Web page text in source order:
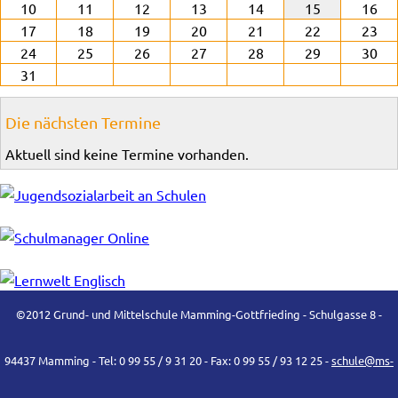
10
11 12 13 14 15
16
17
18 19 20 21 22
23
24
25 26 27 28 29
30
31
Die nächsten Termine
Aktuell sind keine Termine vorhanden.
©2012 Grund- und Mittelschule Mamming-Gottfrieding - Schulgasse 8 -
94437 Mamming - Tel: 0 99 55 / 9 31 20 - Fax: 0 99 55 / 93 12 25 -schule@ms-